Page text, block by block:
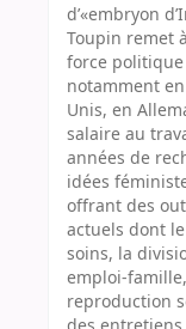
d’«embryon
Toupin remet
force politique
notamment
Unis, en
salaire au
années de
idées
offrant des
actuels dont
soins, la
emploi-
reproduction